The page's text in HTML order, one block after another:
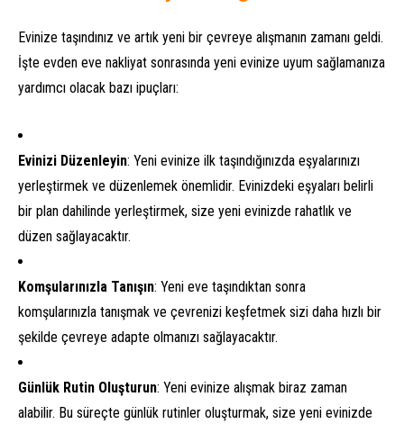
Evinize taşındınız ve artık yeni bir çevreye alışmanın zamanı geldi.
İşte evden eve nakliyat sonrasında yeni evinize uyum sağlamanıza
yardımcı olacak bazı ipuçları:
Evinizi Düzenleyin: Yeni evinize ilk taşındığınızda eşyalarınızı
yerleştirmek ve düzenlemek önemlidir. Evinizdeki eşyaları belirli
bir plan dahilinde yerleştirmek, size yeni evinizde rahatlık ve
düzen sağlayacaktır.
Komşularınızla Tanışın: Yeni eve taşındıktan sonra
komşularınızla tanışmak ve çevrenizi keşfetmek sizi daha hızlı bir
şekilde çevreye adapte olmanızı sağlayacaktır.
Günlük Rutin Oluşturun: Yeni evinize alışmak biraz zaman
alabilir. Bu süreçte günlük rutinler oluşturmak, size yeni evinizde